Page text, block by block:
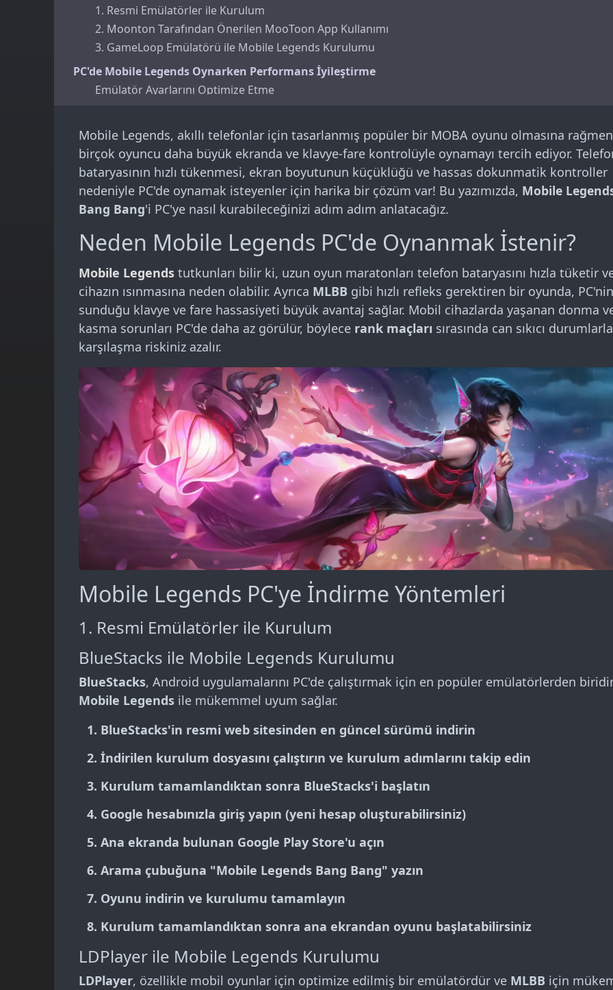
1. Resmi Emülatörler ile Kurulum
2. Moonton Tarafından Önerilen MooToon App Kullanımı
3. GameLoop Emülatörü ile Mobile Legends Kurulumu
PC'de Mobile Legends Oynarken Performans İyileştirme
Emülatör Ayarlarını Optimize Etme
PC'de Mobile Legends Oynarken Kontrol Ayarları
Kontrol Şemasını Özelleştirme
Fare Hassasiyeti Ayarları
PC'de Mobile Legends Oynarken Bilinen Sorunlar ve Çözümleri
Gecikme (Lag) Sorunları
Hesap Senkronizasyon Sorunları
PC'de Mobile Legends Oynamanın Yasal Durumu
Mobil ve PC Arasındaki Farklar
Sonuç
Mobile Legends, akıllı telefonlar için tasarlanmış popüler bir MOBA oyunu olmasına
birçok oyuncu daha büyük ekranda ve klavye-fare kontrolüyle oynamayı tercih ediyor.
bataryasının hızlı tükenmesi, ekran boyutunun küçüklüğü ve hassas dokunmatik kontroller
nedeniyle PC'de oynamak isteyenler için harika bir çözüm var! Bu yazımızda, Mobile
Bang Bang'i PC'ye nasıl kurabileceğinizi adım adım anlatacağız.
Neden Mobile Legends PC'de Oynanmak İstenir?
Mobile Legends tutkunları bilir ki, uzun oyun maratonları telefon bataryasını hızla tüketir
cihazın ısınmasına neden olabilir. Ayrıca MLBB gibi hızlı refleks gerektiren bir oyunda,
sunduğu klavye ve fare hassasiyeti büyük avantaj sağlar. Mobil cihazlarda yaşanan donma
kasma sorunları PC'de daha az görülür, böylece rank maçları sırasında can sıkıcı durumlarla
karşılaşma riskiniz azalır.
Mobile Legends PC'ye İndirme Yöntemleri
1. Resmi Emülatörler ile Kurulum
BlueStacks ile Mobile Legends Kurulumu
BlueStacks, Android uygulamalarını PC'de çalıştırmak için en popüler emülatörlerden
Mobile Legends ile mükemmel uyum sağlar.
BlueStacks'in resmi web sitesinden en güncel sürümü indirin
İndirilen kurulum dosyasını çalıştırın ve kurulum adımlarını takip edin
Kurulum tamamlandıktan sonra BlueStacks'i başlatın
Google hesabınızla giriş yapın (yeni hesap oluşturabilirsiniz)
Ana ekranda bulunan Google Play Store'u açın
Arama çubuğuna "Mobile Legends Bang Bang" yazın
Oyunu indirin ve kurulumu tamamlayın
Kurulum tamamlandıktan sonra ana ekrandan oyunu başlatabilirsiniz
LDPlayer ile Mobile Legends Kurulumu
LDPlayer, özellikle mobil oyunlar için optimize edilmiş bir emülatördür ve MLBB için